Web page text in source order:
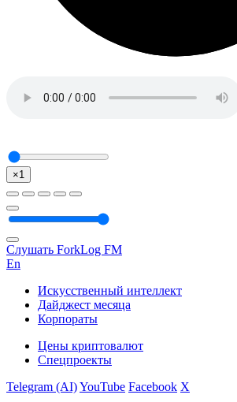
×1
Слушать ForkLog FM
En
Искусственный интеллект
Дайджест месяца
Корпораты
Цены криптовалют
Спецпроекты
Telegram (AI)YouTube Facebook X